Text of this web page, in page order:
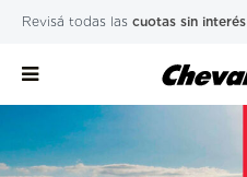
Revisá todas las cuotas sin interés